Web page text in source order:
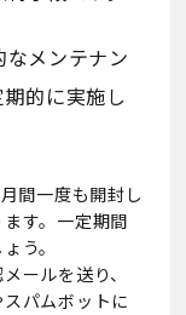
メンテナン
的に実施し
間一度も開封し
す。一定期間
う。
ールを送り、
パムボットに